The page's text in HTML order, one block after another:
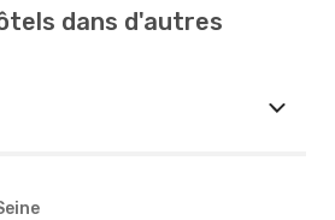
dans d'autres